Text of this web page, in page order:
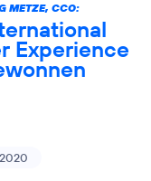
METZE, CCO:
Experience